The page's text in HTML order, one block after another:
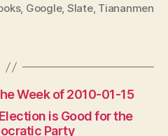
, Google, Slate, Tiananmen
Week of 2010-01-15
is Good for the
Party